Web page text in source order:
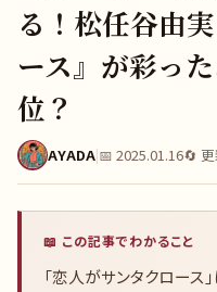
る！松任谷由
ース』が彩っ
位？
AYADA|📅 2025.01.16🔄
📖 この記事でわかること
「恋人がサンタクロース